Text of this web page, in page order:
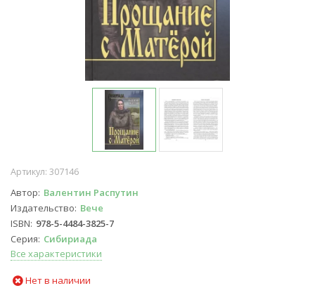
Артикул: 307146
Автор Валентин Распутин
Издательство Вече
ISBN 978-5-4484-3825-7
Серия Сибириада
Все характеристики
Нет в наличии